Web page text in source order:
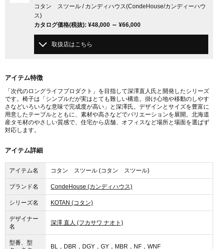
コタン スツール / カンディハウス(CondeHouse/カンディーハウ
ス)
カタログ価格(税抜): ¥48,000 ～ ¥66,000
取扱店はこちら
アイテム特徴
「次代のロングライフプロダクト」を目指して深澤直人氏と開発したシリーズ
です。椅子は「シンプルだが実はとても難しい構造。掛け心地や移動のしやす
さなどいろいろな意味で完成度が高い」と深澤氏。デザインとサイズを豊富に
用意したテーブルとともに、素材や高さなどでバリエーションを展開。北海道
産タモ材のやさしい質感で、住宅から店舗、オフィスなど場所と場面を選ばず
対応します。
アイテム詳細
アイテム名 コタン スツール (コタン スツール)
ブランド名 CondeHouse (カンディハウス)
シリーズ名 KOTAN (コタン)
デザイナー
名
深澤 直人 (フカサワ ナオト)
型番、型
BL，DBR，DGY，GY，MBR，NF，WNF